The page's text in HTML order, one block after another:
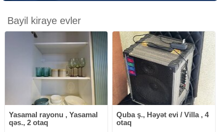
Bayil kiraye evler
Yasamal rayonu , Yasamal
qəs., 2 otaq
Quba ş., Həyət evi / Villa , 4
otaq